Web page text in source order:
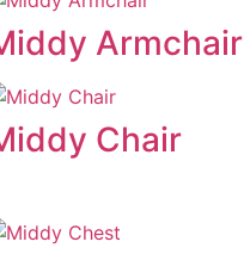
Armchair
Chair